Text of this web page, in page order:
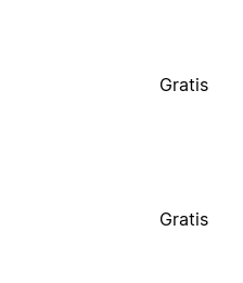
Gratis
Gratis